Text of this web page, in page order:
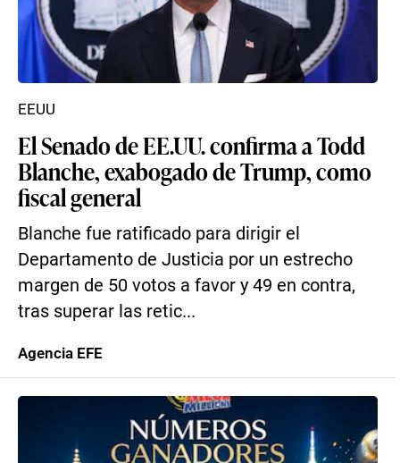
El Senado de EE.UU. confirma a Todd
Blanche, exabogado de Trump, como
fiscal general
Blanche fue ratificado para dirigir el
Departamento de Justicia por un estrecho
margen de 50 votos a favor y 49 en contra,
tras superar las retic...
EEUU
Agencia EFE